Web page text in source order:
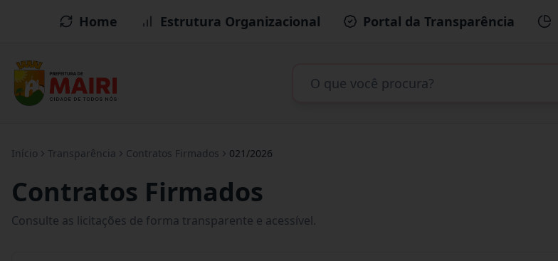
Home Estrutura Organizacional Portal da Transparência
Início Transparência Contratos Firmados 021/2026
Contratos Firmados
Consulte as licitações de forma transparente e acessível.